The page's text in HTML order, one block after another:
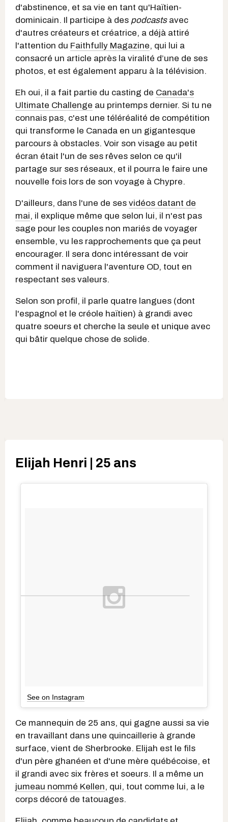
d'abstinence, et sa vie en tant qu'Haïtien-
dominicain. Il participe à des podcastsavec
d'autres créateurs et créatrice, a déjà attiré
l'attention du Faithfully Magazine, qui lui a
consacré un article après la viralité d’une de ses
photos, et est également apparu à la télévision.
Eh oui, il a fait partie du casting de Canada's
Ultimate Challenge au printemps dernier. Si tu ne
connais pas, c'est une téléréalité de compétition
qui transforme le Canada en un gigantesque
parcours à obstacles. Voir son visage au petit
écran était l'un de ses rêves selon ce qu'il
partage sur ses réseaux, et il pourra le faire une
nouvelle fois lors de son voyage à Chypre.
D'ailleurs, dans l'une de ses vidéos datant de
mai, il explique même que selon lui, il n'est pas
sage pour les couples non mariés de voyager
ensemble, vu les rapprochements que ça peut
encourager. Il sera donc intéressant de voir
comment il naviguera l'aventure OD, tout en
respectant ses valeurs.
Selon son profil, il parle quatre langues (dont
l'espagnol et le créole haïtien) à grandi avec
quatre soeurs et cherche la seule et unique avec
qui bâtir quelque chose de solide.
Elijah Henri | 25 ans
See on Instagram
Ce mannequin de 25 ans, qui gagne aussi sa vie
en travaillant dans une quincaillerie à grande
surface, vient de Sherbrooke. Elijah est le fils
d'un père ghanéen et d'une mère québécoise, et
il grandi avec six frères et soeurs. Il a même un
jumeau nommé Kellen, qui, tout comme lui, a le
corps décoré de tatouages.